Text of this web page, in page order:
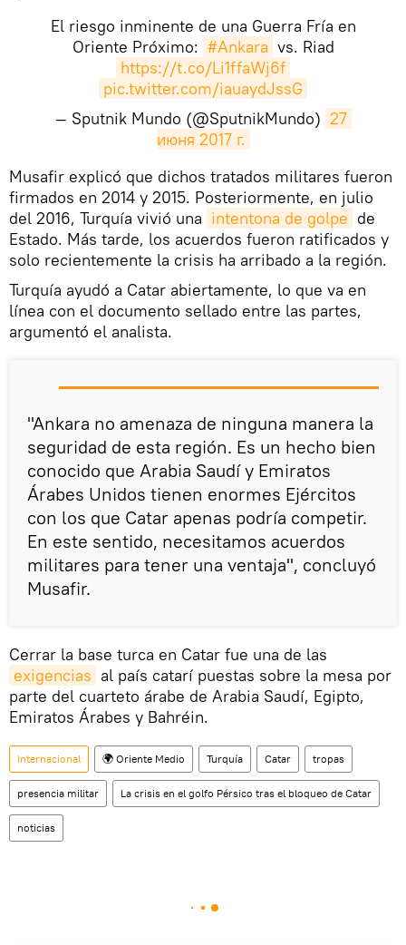
El riesgo inminente de una Guerra Fría en
Oriente Próximo: #Ankara vs. Riad
https://t.co/Li1ffaWj6f
pic.twitter.com/iauaydJssG
— Sputnik Mundo (@SputnikMundo) 27
июня 2017 г.
​Musafir explicó que dichos tratados militares fueron
firmados en 2014 y 2015. Posteriormente, en julio
del 2016, Turquía vivió una intentona de golpe de
Estado. Más tarde, los acuerdos fueron ratificados y
solo recientemente la crisis ha arribado a la región.
Turquía ayudó a Catar abiertamente, lo que va en
línea con el documento sellado entre las partes,
argumentó el analista.
"Ankara no amenaza de ninguna manera la
seguridad de esta región. Es un hecho bien
conocido que Arabia Saudí y Emiratos
Árabes Unidos tienen enormes Ejércitos
con los que Catar apenas podría competir.
En este sentido, necesitamos acuerdos
militares para tener una ventaja", concluyó
Musafir.
Cerrar la base turca en Catar fue una de las
exigencias al país catarí puestas sobre la mesa por
parte del cuarteto árabe de Arabia Saudí, Egipto,
Emiratos Árabes y Bahréin.
Internacional 🌍 Oriente Medio Turquía Catar tropas
presencia militar La crisis en el golfo Pérsico tras el bloqueo de Catar
noticias